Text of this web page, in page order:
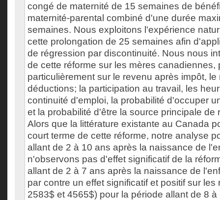
congé de maternité de 15 semaines de
maternité-parental combiné d'une durée
semaines. Nous exploitons l'expérience
cette prolongation de 25 semaines afin
de régression par discontinuité. Nous nous
de cette réforme sur les mères canadiennes,
particulièrement sur le revenu après impôt,
déductions; la participation au travail, les
continuité d'emploi, la probabilité d'occuper
et la probabilité d'être la source principale de
Alors que la littérature existante au Canada
court terme de cette réforme, notre analyse
allant de 2 à 10 ans après la naissance de
n'observons pas d'effet significatif de la
allant de 2 à 7 ans après la naissance de
par contre un effet significatif et positif sur les
2583$ et 4565$) pour la période allant de 8 à